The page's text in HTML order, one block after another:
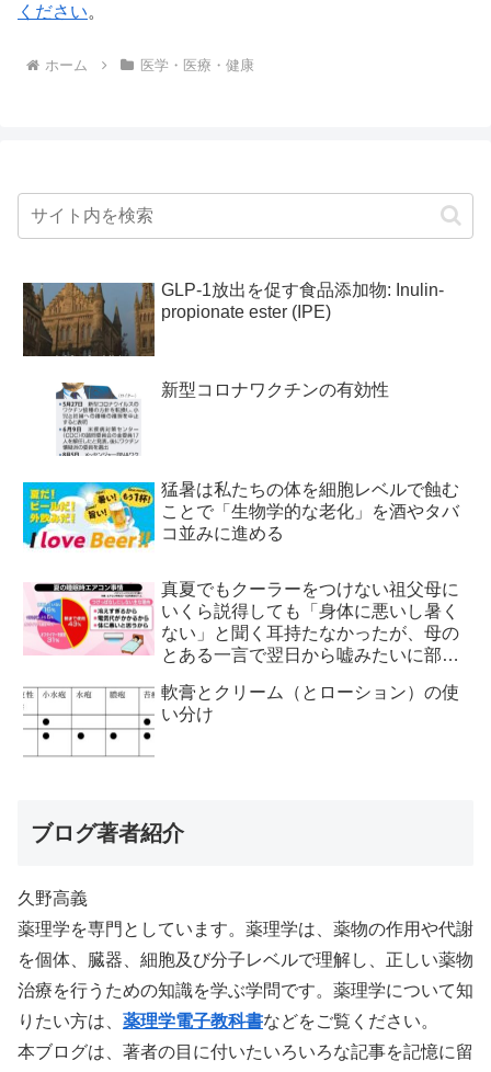
ください。
ホーム 医学・医療・健康
GLP-1放出を促す食品添加物: Inulin-
propionate ester (IPE)
新型コロナワクチンの有効性
猛暑は私たちの体を細胞レベルで蝕む
ことで「生物学的な老化」を酒やタバ
コ並みに進める
真夏でもクーラーをつけない祖父母に
いくら説得しても「身体に悪いし暑く
ない」と聞く耳持たなかったが、母の
とある一言で翌日から嘘みたいに部屋
軟膏とクリーム（とローション）の使
い分け
ブログ著者紹介
久野高義
薬理学を専門としています。薬理学は、薬物の作用や代謝
を個体、臓器、細胞及び分子レベルで理解し、正しい薬物
治療を行うための知識を学ぶ学問です。薬理学について知
りたい方は、 薬理学電子教科書などをご覧ください。
本ブログは、著者の目に付いたいろいろな記事を記憶に留